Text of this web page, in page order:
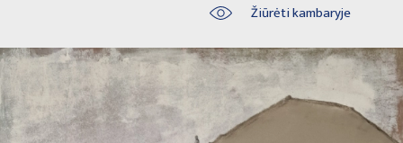
Parodos 2025
Žiūrėti kambaryje